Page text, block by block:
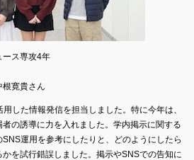
ース専攻4年
寛貴さん
した情報発信を担当しました。特に今年は、
の誘導に力を入れました。学内掲示に関する
運用を参考にしたりと、どのようにしたら
を試行錯誤しました。掲示やSNSでの告知に